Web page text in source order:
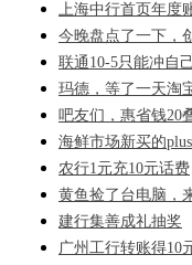
上海中行首页年度
今晚盘点了一下，
联通10-5只能冲自
玛德，等了一天淘
吧友们，惠省钱20
海鲜市场新买的
农行1元充10元话费
黄鱼捡了台电脑，
建行集善成礼抽奖
广州工行转账得10